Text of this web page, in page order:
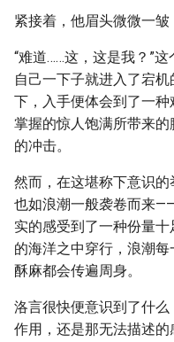
紧接着，他眉头微微一皱
“难道……这，这是我？”
自己一下子就进入了宕
下，入手便体会到了一
掌握的惊人饱满所带来
的冲击。
然而，在这堪称下意识的
也如浪潮一般袭卷而来
实的感受到了一种份量
的海洋之中穿行，浪潮
酥麻都会传遍周身。
洛言很快便意识到了什
作用，还是那无法描述